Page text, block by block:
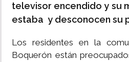
televisor encendido y su
estaba y desconocen su
Los residentes en la
Boquerón están